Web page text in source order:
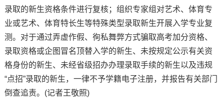
录取的新生资格条件进行复核；组织专家组对艺术、体育专
业或艺术、体育特长生等特殊类型录取新生开展入学专业复
测。对于通过弄虚作假、徇私舞弊方式骗取高考加分资格、
录取资格或企图冒名顶替入学的新生、未按规定公示有关资
格身份的新生、未经省级招办办理录取手续的新生以及违规
“点招”录取的新生，一律不予学籍电子注册，并报告有关部门
倒查追责。(记者王敬照)